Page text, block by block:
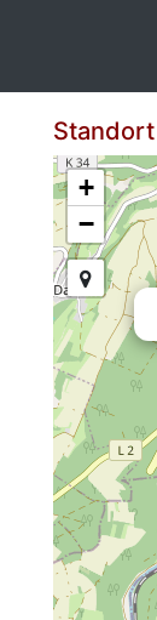
Standort
+
−